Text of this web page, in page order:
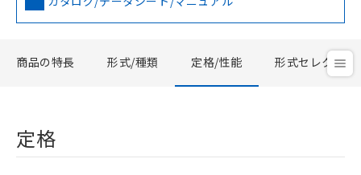
商品の特長 形式/種類 定格/性能 形式セレクタ
定格